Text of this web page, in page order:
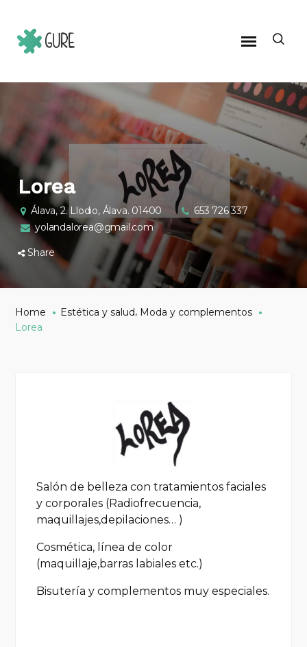
Lorea
Álava, 2. Llodio, Álava. 01400
653 726 337
yolandalorea@gmail.com
Share
Home Estética y salud, Moda y complementos
Lorea
Salón de belleza con tratamientos faciales
y corporales (Radiofrecuencia,
maquillajes,depilaciones… )
Cosmética, línea de color
(maquillaje,barras labiales etc.)
Bisutería y complementos muy especiales.